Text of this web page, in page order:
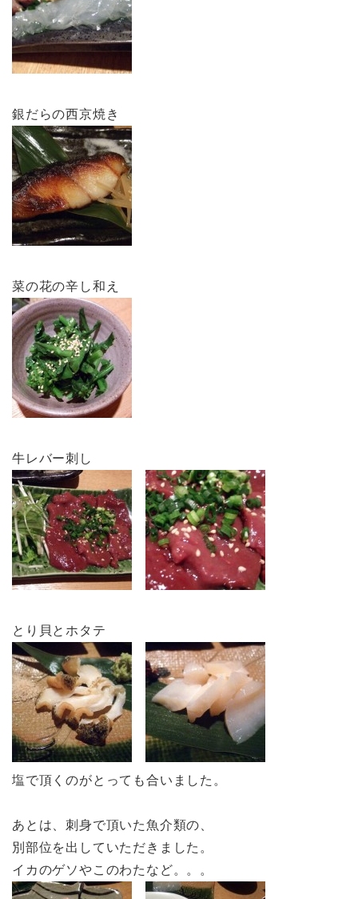
銀だらの西京焼き
菜の花の辛し和え
牛レバー刺し
とり貝とホタテ
塩で頂くのがとっても合いました。
あとは、刺身で頂いた魚介類の、
別部位を出していただきました。
イカのゲソやこのわたなど。。。